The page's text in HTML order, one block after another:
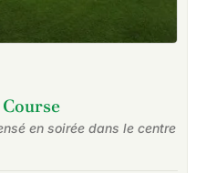
en soirée dans le centre